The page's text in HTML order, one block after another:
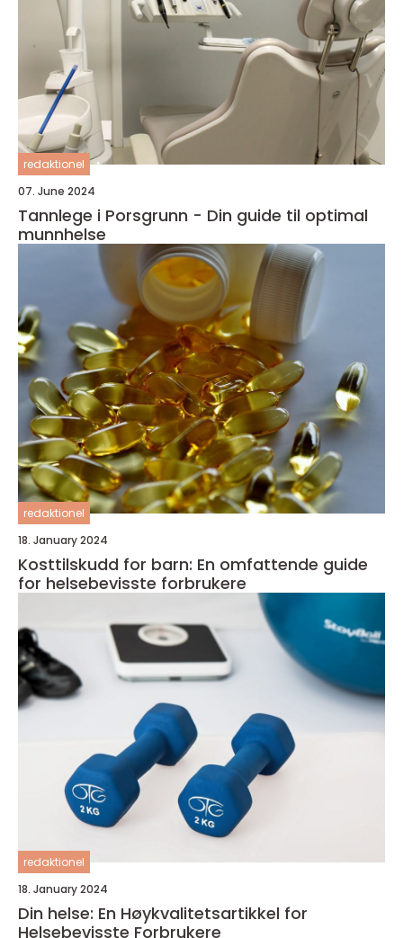
redaktionel
07. June 2024
Tannlege i Porsgrunn - Din guide til optimal
munnhelse
redaktionel
18. January 2024
Kosttilskudd for barn: En omfattende guide
for helsebevisste forbrukere
redaktionel
18. January 2024
Din helse: En Høykvalitetsartikkel for
Helsebevisste Forbrukere